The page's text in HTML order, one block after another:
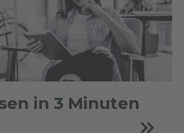
in 3 Minuten